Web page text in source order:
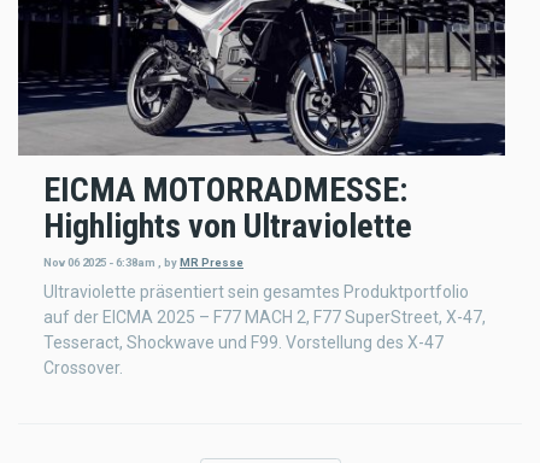
EICMA MOTORRADMESSE:
Highlights von Ultraviolette
Nov 06 2025 - 6:38am byMR Presse
Ultraviolette präsentiert sein gesamtes Produktportfolio
auf der EICMA 2025 – F77 MACH 2, F77 SuperStreet, X-47,
Tesseract, Shockwave und F99. Vorstellung des X-47
Crossover.